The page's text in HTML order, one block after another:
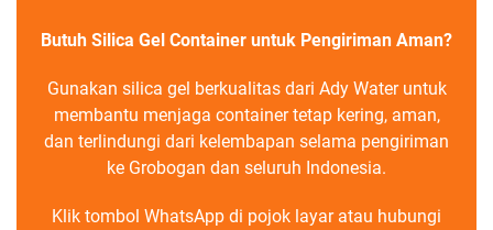
Butuh Silica Gel Container untuk Pengiriman Aman?
Gunakan silica gel berkualitas dari Ady Water untuk
membantu menjaga container tetap kering, aman,
dan terlindungi dari kelembapan selama pengiriman
ke Grobogan dan seluruh Indonesia.
Klik tombol WhatsApp di pojok layar atau hubungi